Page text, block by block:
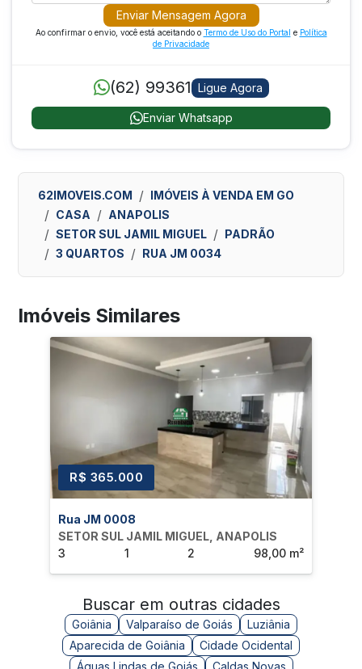
Enviar Mensagem Agora
Ao confirmar o envio, você está aceitando o Termo de Uso do Portal e Política
de Privacidade
(62) 99361 Ligue Agora
Enviar Whatsapp
62IMOVEIS.COM
IMÓVEIS À VENDA EM GO
CASA
ANAPOLIS
SETOR SUL JAMIL MIGUEL
PADRÃO
3 QUARTOS
RUA JM 0034
Imóveis Similares
R$ 365.000
Rua JM 0008
SETOR SUL JAMIL MIGUEL, ANAPOLIS
3
1 2 98,00 m²
Buscar em outras cidades
Goiânia Valparaíso de Goiás
Luziânia
Aparecida de Goiânia
Cidade Ocidental